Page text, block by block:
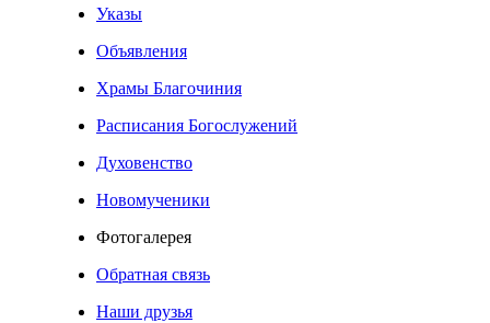
Указы
Объявления
Храмы Благочиния
Расписания Богослужений
Духовенство
Новомученики
Фотогалерея
Обратная связь
Наши друзья